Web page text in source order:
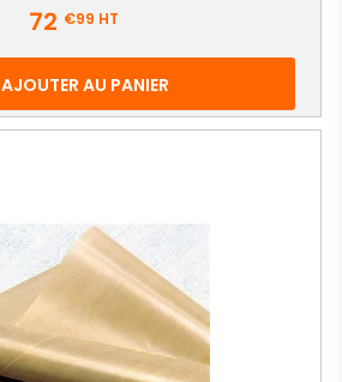
72 €99 HT
AJOUTER AU PANIER